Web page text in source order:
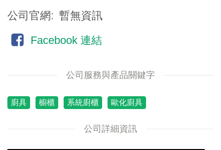
公司官網
暫無資訊
Facebook 連結
公司服務與產品關鍵字
廚具 櫥櫃 系統廚櫃 歐化廚具
公司詳細資訊